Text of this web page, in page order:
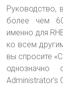
Руководство,
более чем
именно для
ко всем
вы спросите
Administrator’s